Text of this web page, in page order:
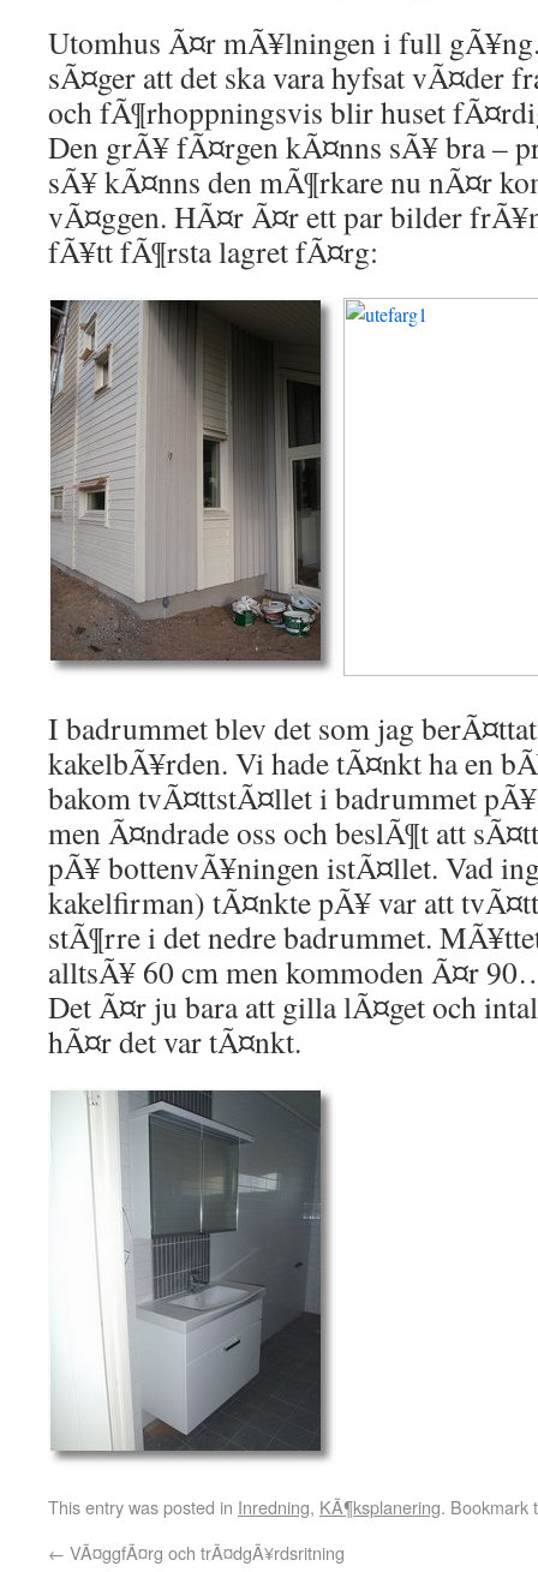
Utomhus Ã¤r mÃ¥lningen i full
sÃ¤ger att det ska vara hyfsat vÃ¤der
och fÃ¶rhoppningsvis blir huset
Den grÃ¥ fÃ¤rgen kÃ¤nns sÃ¥ bra –
sÃ¥ kÃ¤nns den mÃ¶rkare nu nÃ¤r
vÃ¤ggen. HÃ¤r Ã¤r ett par bilder
fÃ¥tt fÃ¶rsta lagret fÃ¤rg:
I badrummet blev det som jag
kakelbÃ¥rden. Vi hade tÃ¤nkt ha en
bakom tvÃ¤ttstÃ¤llet i badrummet
men Ã¤ndrade oss och beslÃ¶t att
pÃ¥ bottenvÃ¥ningen istÃ¤llet. Vad
kakelfirman) tÃ¤nkte pÃ¥ var att
stÃ¶rre i det nedre badrummet.
alltsÃ¥ 60 cm men kommoden Ã¤r
Det Ã¤r ju bara att gilla lÃ¤get och
hÃ¤r det var tÃ¤nkt.
This entry was posted in Inredning, KÃ¶ksplanering. Bookmark
← VÃ¤ggfÃ¤rg och trÃ¤dgÃ¥rdsritning